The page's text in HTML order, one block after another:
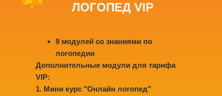
ЛОГОПЕД VIP
9 модулей со знаниями по
логопедии
Дополнительные модули для тарифа
VIP:
1.⁠ ⁠Мини курс "Онлайн логопед"